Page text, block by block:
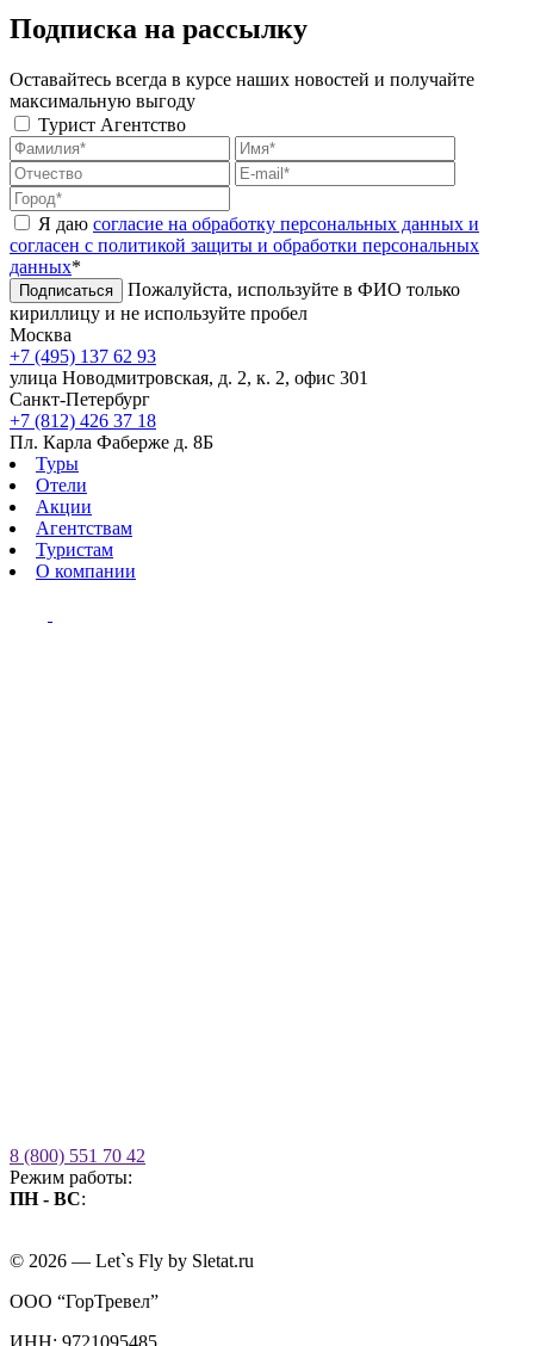
Подписка на рассылку
Оставайтесь всегда в курсе наших новостей и получайте
максимальную выгоду
Турист Агентство
Я даю согласие на обработку персональных данных и
согласен с политикой защиты и обработки персональных
данных*
Подписаться
Пожалуйста, используйте в ФИО только
кириллицу и не используйте пробел
Москва
+7 (495) 137 62 93
улица Новодмитровская, д. 2, к. 2, офис 301
Санкт-Петербург
+7 (812) 426 37 18
Пл. Карла Фаберже д. 8Б
Туры
Отели
Акции
Агентствам
Туристам
О компании
8 (800) 551 70 42
Режим работы:
ПН - ВС:
© 2026 — Let`s Fly by Sletat.ru
ООО “ГорТревел”
ИНН: 9721095485